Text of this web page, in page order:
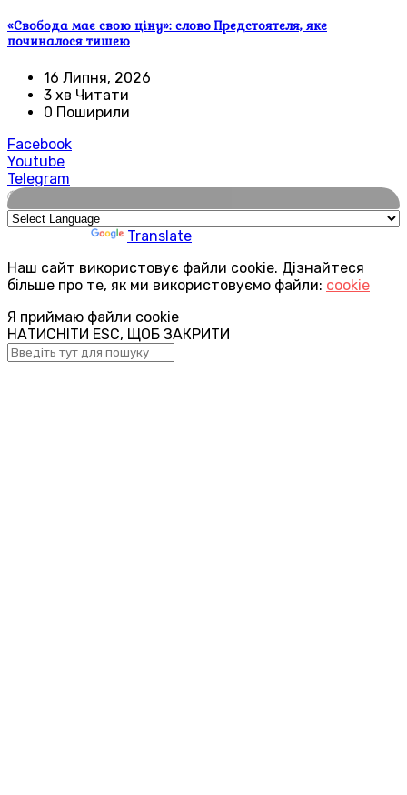
«Свобода має свою ціну»: слово Предстоятеля, яке
починалося тишею
16 Липня, 2026
3 хв Читати
0 Поширили
Facebook
Youtube
Telegram
🌍
Translate
Наш сайт використовує файли cookie. Дізнайтеся
більше про те, як ми використовуємо файли: cookie
Я приймаю файли cookie
НАТИСНІТИ ESC, ЩОБ ЗАКРИТИ